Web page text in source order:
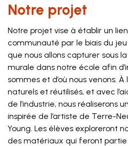
Notre projet
Notre projet vise à établir un
communauté par le biais du jeu
que nous allons capturer sous
murale dans notre école afin
sommes et d’où nous venons.
naturels et réutilisés, et avec
de l’industrie, nous réaliserons
inspirée de l’artiste de Terre-
Young. Les élèves exploreront
des matériaux qui feront